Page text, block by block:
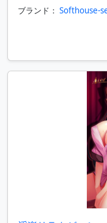
ブランド： Softhouse-